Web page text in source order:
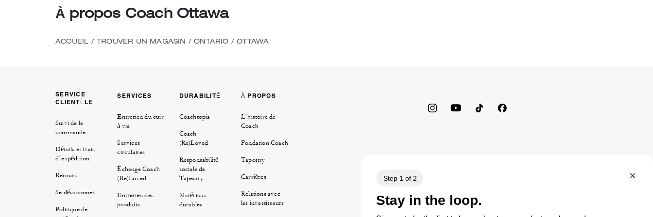
Découvrir Cette Boutique | Itinéraire
(613) 836-6030
À propos Coach Ottawa
ACCUEIL / TROUVER UN MAGASIN / ONTARIO / OTTAWA
SERVICE
CLIENTÈLE
Suivi de la
commande
Détails et frais
d’expédition
Retours
Se désabonner
Politique de
SERVICES
Entretien du cuir
à vie
Services
circulaires
Échange Coach
(Re)Loved
Entretien des
produits
DURABILITÉ
Coachtopia
Coach
(Re)Loved
Responsabilité
sociale de
Tapestry
Matériaux
durables
À PROPOS
L’histoire de
Coach
Fondation Coach
Tapestry
Carrières
Relations avec
les investisseurs